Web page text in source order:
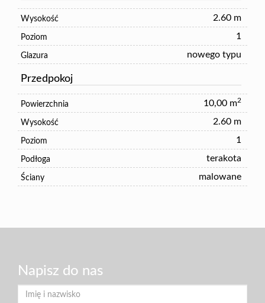
Wysokość 2.60 m
Poziom 1
Glazura nowego typu
Przedpokoj
Powierzchnia 10,00 m2
Wysokość 2.60 m
Poziom 1
Podłoga terakota
Ściany malowane
Napisz do nas